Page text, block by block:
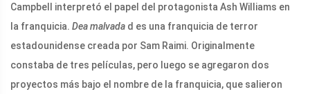
Campbell interpretó el papel del protagonista Ash Williams en
la franquicia. Dea malvada d es una franquicia de terror
estadounidense creada por Sam Raimi. Originalmente
constaba de tres películas, pero luego se agregaron dos
proyectos más bajo el nombre de la franquicia, que salieron